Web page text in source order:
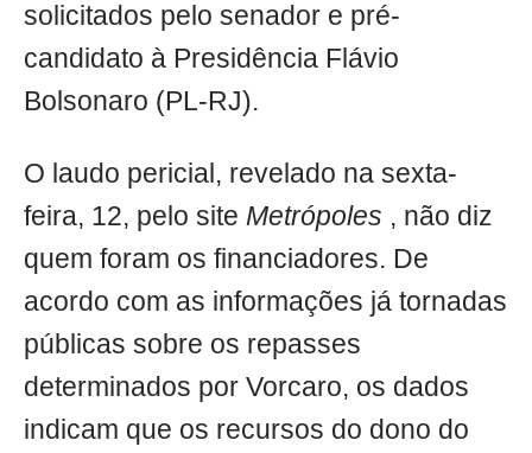
solicitados pelo senador e pré-
candidato à Presidência Flávio
Bolsonaro (PL-RJ).
O laudo pericial, revelado na sexta-
feira, 12, pelo site Metrópoles , não diz
quem foram os financiadores. De
acordo com as informações já tornadas
públicas sobre os repasses
determinados por Vorcaro, os dados
indicam que os recursos do dono do